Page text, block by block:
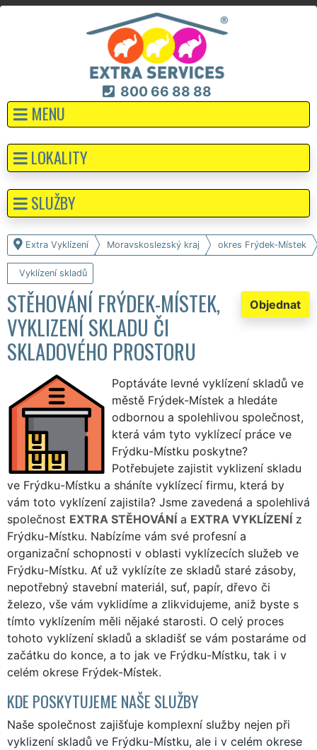
800 66 88 88
MENU
Extra Vyklízení Moravskoslezský kraj okres Frýdek-Místek
Vyklízení skladů
Objednat
STĚHOVÁNÍ FRÝDEK-MÍSTEK,
VYKLIZENÍ SKLADU ČI
SKLADOVÉHO PROSTORU
Poptáváte levné vyklízení skladů ve
městě Frýdek-Místek a hledáte
odbornou a spolehlivou společnost,
která vám tyto vyklízecí práce ve
Frýdku-Místku poskytne?
Potřebujete zajistit vyklizení skladu
ve Frýdku-Místku a sháníte vyklízecí firmu, která by
vám toto vyklízení zajistila? Jsme zavedená a spolehlivá
společnost EXTRA STĚHOVÁNÍ a EXTRA VYKLÍZENÍ z
Frýdku-Místku. Nabízíme vám své profesní a
organizační schopnosti v oblasti vyklízecích služeb ve
Frýdku-Místku. Ať už vyklízíte ze skladů staré zásoby,
nepotřebný stavební materiál, suť, papír, dřevo či
železo, vše vám vyklidíme a zlikvidujeme, aniž byste s
tímto vyklízením měli nějaké starosti. O celý proces
tohoto vyklízení skladů a skladišť se vám postaráme od
začátku do konce, a to jak ve Frýdku-Místku, tak i v
celém okrese Frýdek-Místek.
KDE POSKYTUJEME NAŠE SLUŽBY
Naše společnost zajišťuje komplexní služby nejen při
vyklizení skladů ve Frýdku-Místku, ale i v celém okrese
LOKALITY
SLUŽBY